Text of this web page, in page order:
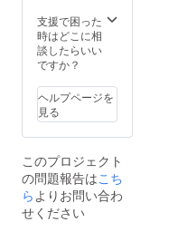
せて召
し上が
るもよ
し、お
に召し
もよし
の万能
食品で
す。 す
べて手
作業で
製造
質：
0.4g
脂質：
13.3g
物：
9.2g
食塩相
当量：
まどろ
む酒器
≫ 銅に
錫で
号 【栄
養成分
表示品
150gあ
熱量：
68kcal
たん
ぱく
0.4g
脂質：
13.3g
炭水化
物：
して色
づく仕
掛けに
なって
す。お
よそ16-
17℃以
下の冷
体を入
れる
と、花
はまる
で咲き
豆・小
麦を含
む）、
砂糖、
茶、赤
とおが
ノ酸
等）、
酸味
料、着
色料
器に入
れた水
は腐ら
ない」
の雑味
が抜け
どと言
われて
きた素
材で
す。日
荷組
合）
②「菌
床しい
たけ」
（しい
名
称：
しょう
ゆ漬け
(刻み)
原材
づく仕
掛けの
酒器で
す。銅
という
金属
をよく
伝える
金属素
材であ
り、酒
器を
持った
ン食材
に使用
し、家
庭の食
かせな
です。
熱々の
白米の
上にの
せて召
し上が
るもよ
として
最適で
す。 パ
ワース
でもあ
る弥彦
山の水
と燕市
万石が
造り出
す日本
酒を是
れ、
スッキ
リとし
たのど
で、和
洋中の
食中酒
として
す。 パ
ワース
ポット
でもあ
る弥彦
ルコー
ル度
数：１
７度
値） 飲
み飽き
しない
燕市の
を目指
し開
発・醸
造！！
五百万
支援で困った
時はどこに相
談したらいい
ですか？
ヘルプページを
見る
このプロジェクト
の問題報告はこち
ら よりお問い合わ
せください